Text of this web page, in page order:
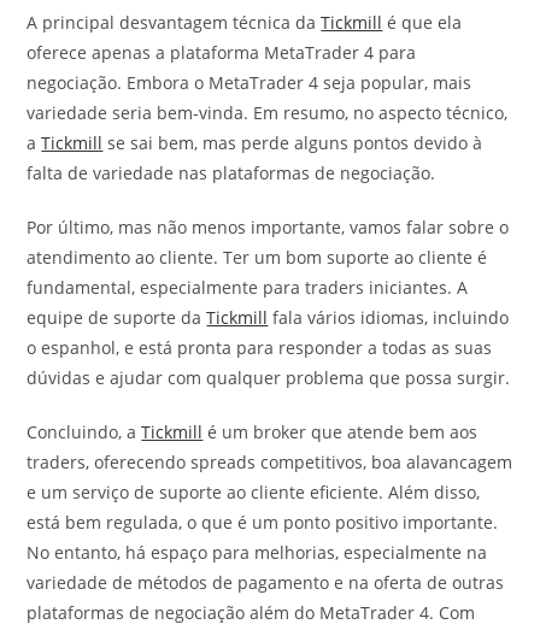
A principal desvantagem técnica daTickmill é que ela
oferece apenas a plataforma MetaTrader 4 para
negociação. Embora o MetaTrader 4 seja popular, mais
variedade seria bem-vinda. Em resumo, no aspecto técnico,
aTickmill se sai bem, mas perde alguns pontos devido à
falta de variedade nas plataformas de negociação.
Por último, mas não menos importante, vamos falar sobre o
atendimento ao cliente. Ter um bom suporte ao cliente é
fundamental, especialmente para traders iniciantes. A
equipe de suporte daTickmill fala vários idiomas, incluindo
o espanhol, e está pronta para responder a todas as suas
dúvidas e ajudar com qualquer problema que possa surgir.
Concluindo, aTickmill é um broker que atende bem aos
traders, oferecendo spreads competitivos, boa alavancagem
e um serviço de suporte ao cliente eficiente. Além disso,
está bem regulada, o que é um ponto positivo importante.
No entanto, há espaço para melhorias, especialmente na
variedade de métodos de pagamento e na oferta de outras
plataformas de negociação além do MetaTrader 4. Com